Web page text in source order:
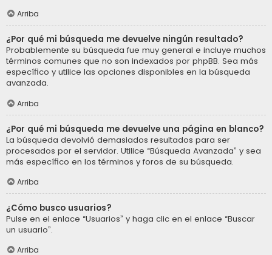
Arriba
¿Por qué mi búsqueda me devuelve ningún resultado?
Probablemente su búsqueda fue muy general e incluye muchos
términos comunes que no son indexados por phpBB. Sea más
específico y utilice las opciones disponibles en la búsqueda
avanzada.
Arriba
¿Por qué mi búsqueda me devuelve una página en blanco?
La búsqueda devolvió demasiados resultados para ser
procesados por el servidor. Utilice “Búsqueda Avanzada” y sea
más específico en los términos y foros de su búsqueda.
Arriba
¿Cómo busco usuarios?
Pulse en el enlace “Usuarios” y haga clic en el enlace “Buscar
un usuario”.
Arriba